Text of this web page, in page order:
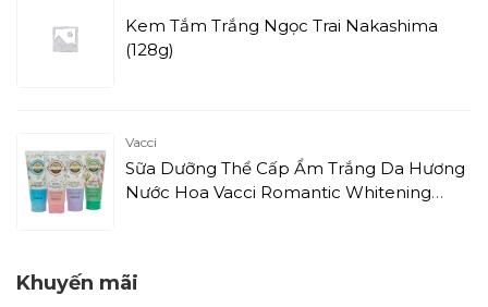
Kem Tắm Trắng Ngọc Trai Nakashima
(128g)
Vacci
Sữa Dưỡng Thể Cấp Ẩm Trắng Da Hương
Nước Hoa Vacci Romantic Whitening
Khuyến mãi